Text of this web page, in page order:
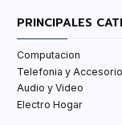
PRINCIPALES
Computacion
Telefonia y
Audio y Video
Electro Hogar